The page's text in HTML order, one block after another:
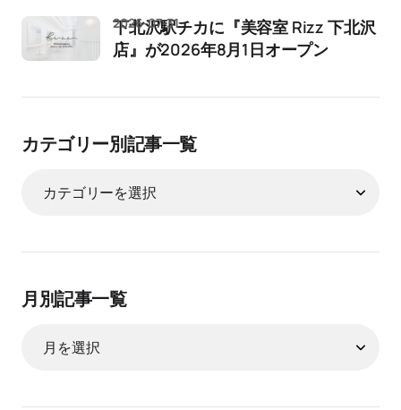
下北沢駅チカに『美容室 Rizz 下北沢
店』が2026年8月1日オープン
2026-07-31
カテゴリー別記事一覧
月別記事一覧